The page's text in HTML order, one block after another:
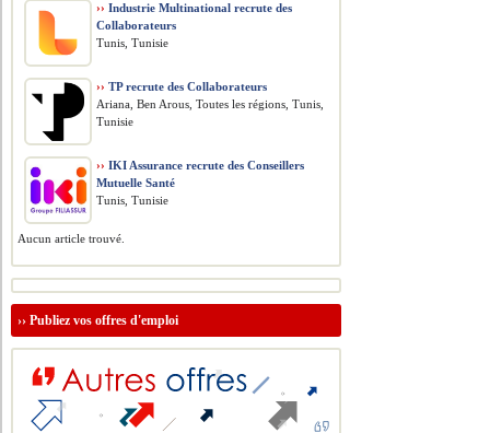
›› Industrie Multinational recrute des
Collaborateurs
Tunis, Tunisie
›› TP recrute des Collaborateurs
Ariana, Ben Arous, Toutes les régions, Tunis,
Tunisie
›› IKI Assurance recrute des Conseillers
Mutuelle Santé
Tunis, Tunisie
Aucun article trouvé.
››Publiez vos offres d'emploi